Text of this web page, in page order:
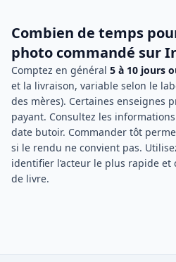
Combien de temps
photo commandé sur
Comptez en général 5 à 10 jours
et la livraison, variable selon le
des mères). Certaines enseignes
payant. Consultez les
date butoir. Commander tôt
si le rendu ne convient pas.
identifier l’acteur le plus rapide
de livre.